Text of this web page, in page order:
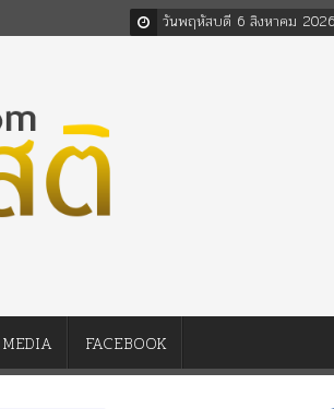
วันพฤหัสบดี 6 สิงหาคม 2026
MEDIA FACEBOOK